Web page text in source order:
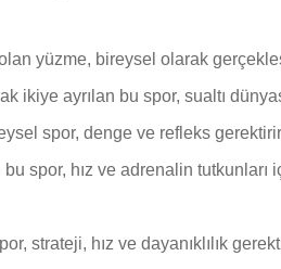
yüzme, bireysel olarak
ikiye ayrılan bu spor, sualtı
spor, denge ve refleks
spor, hız ve adrenalin tutkunları
strateji, hız ve dayanıklılık